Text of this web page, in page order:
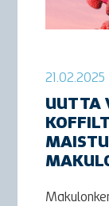
21.02.2025
UUTTA